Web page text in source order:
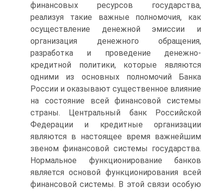
финансовых ресурсов государства,
реализуя такие важные полномочия, как
осуществление денежной эмиссии и
организация денежного обращения,
разработка и проведение денежно-
кредитной политики, которые являются
одними из основных полномочий Банка
России и оказывают существенное влияние
на состояние всей финансовой системы
страны. Центральный банк Российской
Федерации и кредитные организации
являются в настоящее время важнейшим
звеном финансовой системы государства.
Нормальное функционирование банков
является основой функционирования всей
финансовой системы. В этой связи особую